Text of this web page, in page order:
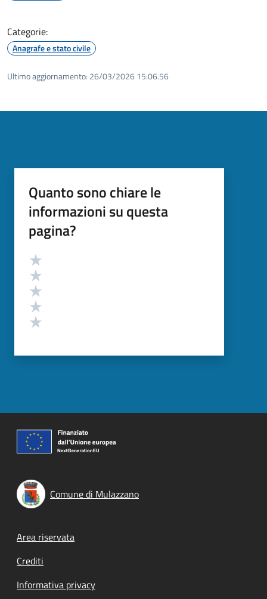
Categorie:
Anagrafe e stato civile
Ultimo aggiornamento: 26/03/2026 15:06.56
Quanto sono chiare le
informazioni su questa
pagina?
Valutazione
Comune di Mulazzano
Footer menu
Area riservata
Crediti
Informativa privacy